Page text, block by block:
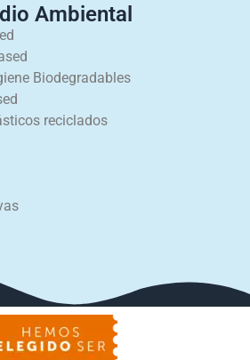
Ambiental
Biodegradables
reciclados